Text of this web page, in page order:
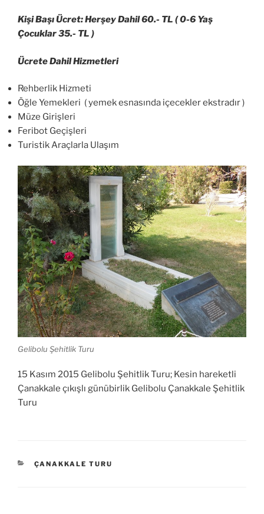
Kişi Başı Ücret: Herşey Dahil 60.- TL ( 0-6 Yaş
Çocuklar 35.- TL )
Ücrete Dahil Hizmetleri
Rehberlik Hizmeti
Öğle Yemekleri ( yemek esnasında içecekler ekstradır )
Müze Girişleri
Feribot Geçişleri
Turistik Araçlarla Ulaşım
Gelibolu Şehitlik Turu
15 Kasım 2015 Gelibolu Şehitlik Turu; Kesin hareketli
Çanakkale çıkışlı günübirlik Gelibolu Çanakkale Şehitlik
Turu
KATEGORILER
ÇANAKKALE TURU